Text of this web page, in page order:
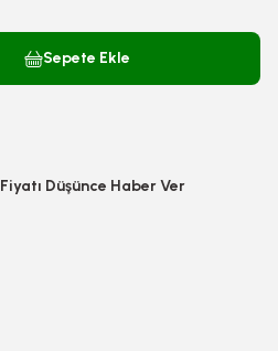
Sepete Ekle
Fiyatı Düşünce Haber Ver